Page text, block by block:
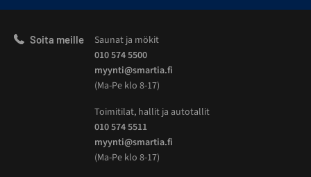
Soita meille
Saunat ja mökit
010 574 5500
myynti@smartia.fi
(Ma-Pe klo 8-17)
Toimitilat, hallit ja autotallit
010 574 5511
myynti@smartia.fi
(Ma-Pe klo 8-17)